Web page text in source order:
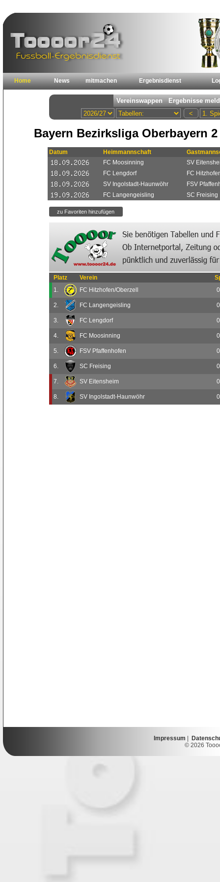
Home News mitmachen Ergebnisdienst
Bayern Bezirksliga Oberbayern
Datum Heimmannschaft
FC Moosinning
SV
FC Lengdorf
FC
SV Ingolstadt-Haunwöhr
FSV
FC Langengeisling
SC Freising
Platz Verein
1.
FC Hitzhofen/Oberzell 0
2. FC Langengeisling 0
3. FC Lengdorf 0
4. FC Moosinning 0
5. FSV Pfaffenhofen 0
6. SC Freising 0
7. SV Eitensheim 0
8. SV Ingolstadt-Haunwöhr 0
Impressum
© 2026